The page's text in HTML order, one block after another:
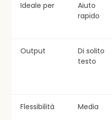
Ideale per
Aiuto
rapido
Output
Di solito
testo
Flessibilità Media